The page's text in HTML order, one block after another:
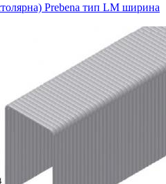
Prebena тип LM ширина